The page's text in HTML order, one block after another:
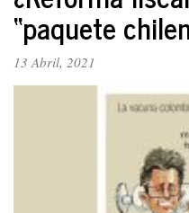
país:
signos
alentadores
“paquete
13 Abril, 2021